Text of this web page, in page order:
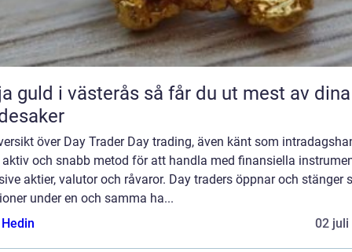
i västerås så får du ut mest av dina
över Day Trader Day trading, även känt som
aktiv och snabb metod för att handla med finansiella
aktier, valutor och råvaror. Day traders öppnar och stänger
under en och samma ha...
02 juli